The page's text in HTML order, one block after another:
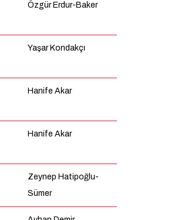
Özgür Erdur-Baker
Yaşar Kondakçı
Hanife Akar
Hanife Akar
Zeynep Hatipoğlu-
Sümer